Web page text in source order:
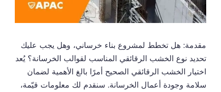
مقدمة: هل تخطط لمشروع بناء خرساني، وهل يجب عليك
تحديد نوع الخشب الرقائقي المناسب لقوالب الخرسانة؟ يُعد
اختيار الخشب الرقائقي الصحيح أمرًا بالغ الأهمية لضمان
سلامة وجودة أعمال الخرسانة. سنقدم لك معلومات قيّمة،